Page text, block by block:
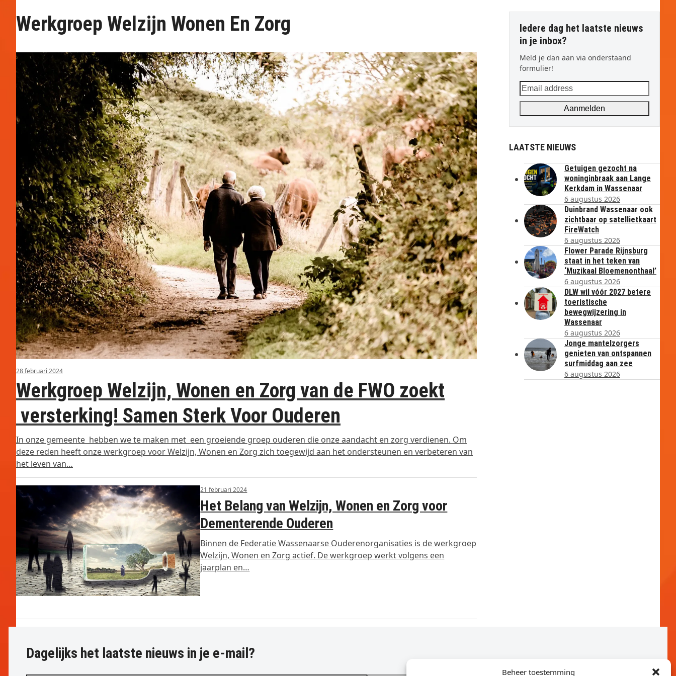
Beheer toestemming
Werkgroep Welzijn Wonen En Zorg
28 februari 2024
Werkgroep Welzijn, Wonen en Zorg van de FWO zoekt
versterking! Samen Sterk Voor Ouderen
In onze gemeente hebben we te maken met een groeiende groep ouderen die onze aandacht en zorg verdienen. Om
deze reden heeft onze werkgroep voor Welzijn, Wonen en Zorg zich toegewijd aan het ondersteunen en verbeteren van
het leven van…
21 februari 2024
Het Belang van Welzijn, Wonen en Zorg voor
Dementerende Ouderen
Binnen de Federatie Wassenaarse Ouderenorganisaties is de werkgroep
Welzijn, Wonen en Zorg actief. De werkgroep werkt volgens een
jaarplan en…
Iedere dag het laatste nieuws
in je inbox?
Meld je dan aan via onderstaand
formulier!
Email
address
Aanmelden
LAATSTE NIEUWS
Getuigen gezocht na
woninginbraak aan Lange
Kerkdam in Wassenaar
6 augustus 2026
Duinbrand Wassenaar ook
zichtbaar op satellietkaart
FireWatch
6 augustus 2026
Flower Parade Rijnsburg
staat in het teken van
‘Muzikaal Bloemenonthaal’
6 augustus 2026
DLW wil vóór 2027 betere
toeristische
bewegwijzering in
Wassenaar
6 augustus 2026
Jonge mantelzorgers
genieten van ontspannen
surfmiddag aan zee
6 augustus 2026
Dagelijks het laatste nieuws in je e-mail?